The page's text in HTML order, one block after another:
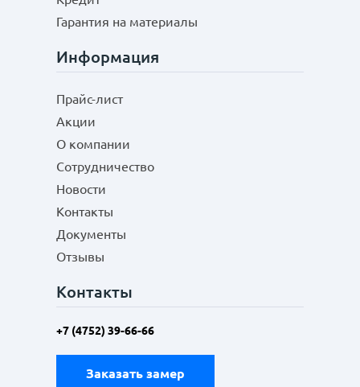
Гарантия на материалы
Информация
Прайс-лист
Акции
О компании
Сотрудничество
Новости
Контакты
Документы
Отзывы
Контакты
+7 (4752) 39-66-66
Заказать замер